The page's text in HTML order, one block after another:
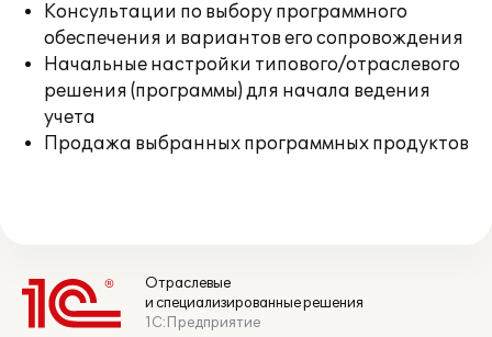
Консультации по выбору программного
обеспечения и вариантов его сопровождения
Начальные настройки типового/отраслевого
решения (программы) для начала ведения
учета
Продажа выбранных программных продуктов
Отраслевые
и специализированные решения
1С:Предприятие